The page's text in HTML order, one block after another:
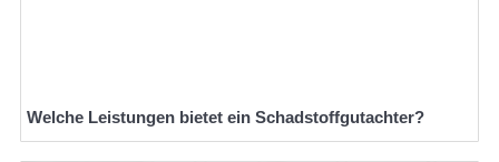
Welche Leistungen bietet ein Schadstoffgutachter?